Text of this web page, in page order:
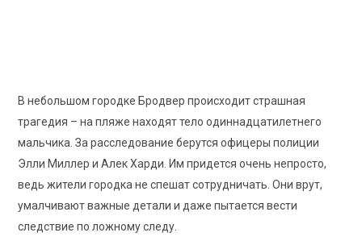
В небольшом городке Бродвер происходит страшная
трагедия – на пляже находят тело одиннадцатилетнего
мальчика. За расследование берутся офицеры полиции
Элли Миллер и Алек Харди. Им придется очень непросто,
ведь жители городка не спешат сотрудничать. Они врут,
умалчивают важные детали и даже пытается вести
следствие по ложному следу.